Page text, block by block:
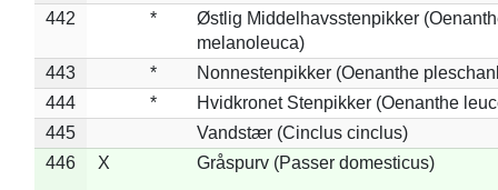
442
*
Østlig Middelhavsstenpikker
melanoleuca)
443
*
Nonnestenpikker (Oenanthe
444
*
Hvidkronet Stenpikker (Oenanthe
445
Vandstær (Cinclus cinclus)
446
X Gråspurv (Passer domesticus)